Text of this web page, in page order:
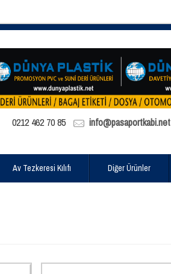
0212 462 70 85 info@pasaportkabi.net
Av Tezkeresi Kılıfı Diğer Ürünler